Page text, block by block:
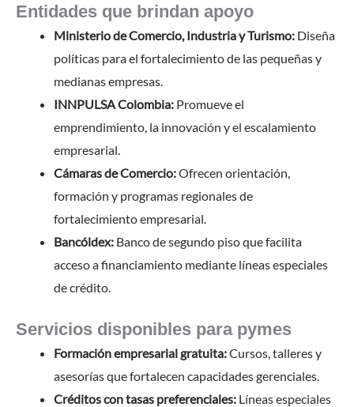
Entidades que brindan apoyo
Ministerio de Comercio, Industria y Turismo: Diseña
políticas para el fortalecimiento de las pequeñas y
medianas empresas.
INNPULSA Colombia: Promueve el
emprendimiento, la innovación y el escalamiento
empresarial.
Cámaras de Comercio:Ofrecen orientación,
formación y programas regionales de
fortalecimiento empresarial.
Bancóldex: Banco de segundo piso que facilita
acceso a financiamiento mediante líneas especiales
de crédito.
Servicios disponibles para pymes
Formación empresarial gratuita:Cursos, talleres y
asesorías que fortalecen capacidades gerenciales.
Créditos con tasas preferenciales: Líneas especiales